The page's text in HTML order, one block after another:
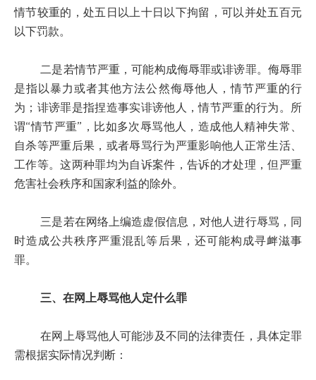
情节较重的，处五日以上十日以下拘留，可以并处五百元
以下罚款。
二是若情节严重，可能构成侮辱罪或诽谤罪。侮辱罪
是指以暴力或者其他方法公然侮辱他人，情节严重的行
为；诽谤罪是指捏造事实诽谤他人，情节严重的行为。所
谓“情节严重”，比如多次辱骂他人，造成他人精神失常、
自杀等严重后果，或者辱骂行为严重影响他人正常生活、
工作等。这两种罪均为自诉案件，告诉的才处理，但严重
危害社会秩序和国家利益的除外。
三是若在网络上编造虚假信息，对他人进行辱骂，同
时造成公共秩序严重混乱等后果，还可能构成寻衅滋事
罪。
三、在网上辱骂他人定什么罪
在网上辱骂他人可能涉及不同的法律责任，具体定罪
需根据实际情况判断：